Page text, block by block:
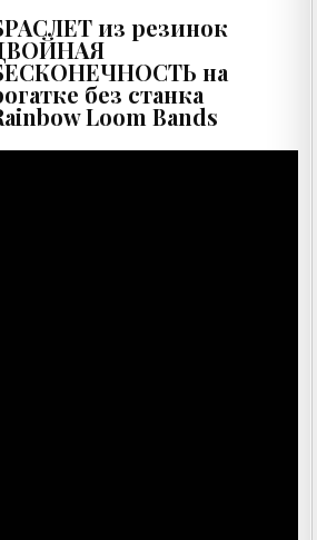
из резинок
на
без станка
Loom Bands